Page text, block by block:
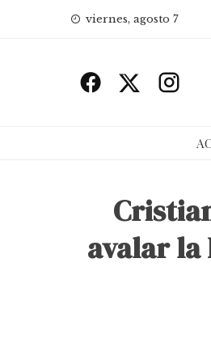
viernes, agosto 7
avalar la